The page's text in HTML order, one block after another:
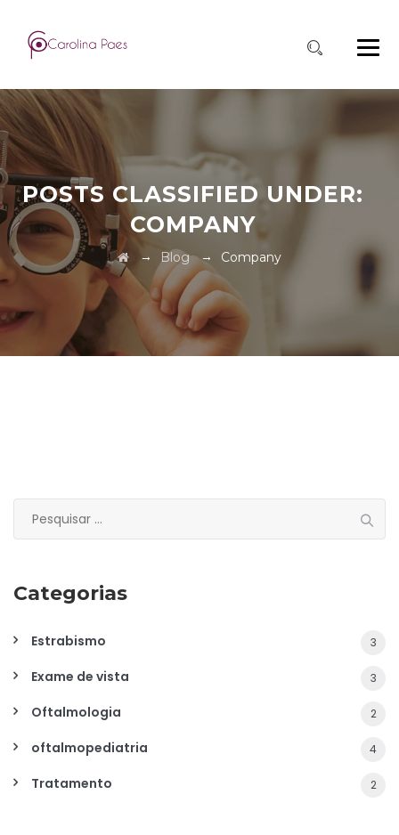
POSTS CLASSIFIED UNDER:
COMPANY
→ Blog→ Company
Categorias
Estrabismo 3
Exame de vista 3
Oftalmologia 2
oftalmopediatria 4
Tratamento 2